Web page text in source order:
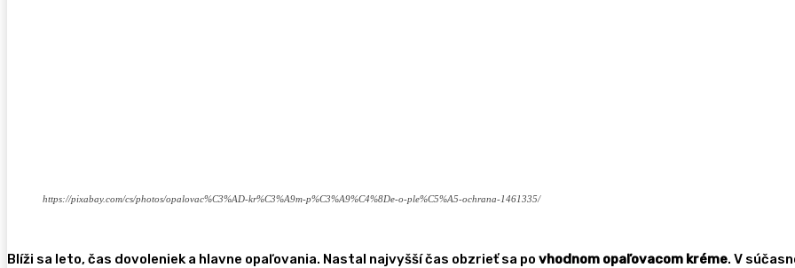
https://pixabay.com/cs/photos/opalovac%C3%AD-kr%C3%A9m-p%C3%A9%C4%8De-o-ple%C5%A5-ochrana-1461335/
Blíži sa leto, čas dovoleniek a hlavne opaľovania. Nastal najvyšší čas obzrieť sa po vhodnom opaľovacom kréme. V